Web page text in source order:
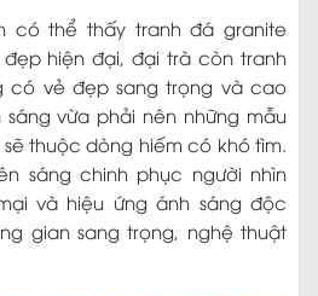
có thể thấy tranh đá granite
hiện đại, đại trà còn tranh
có vẻ đẹp sang trọng và cao
vừa phải nên những mẫu
thuộc dòng hiếm có khó tìm.
sáng chinh phục người nhìn
và hiệu ứng ánh sáng độc
gian sang trọng, nghệ thuật